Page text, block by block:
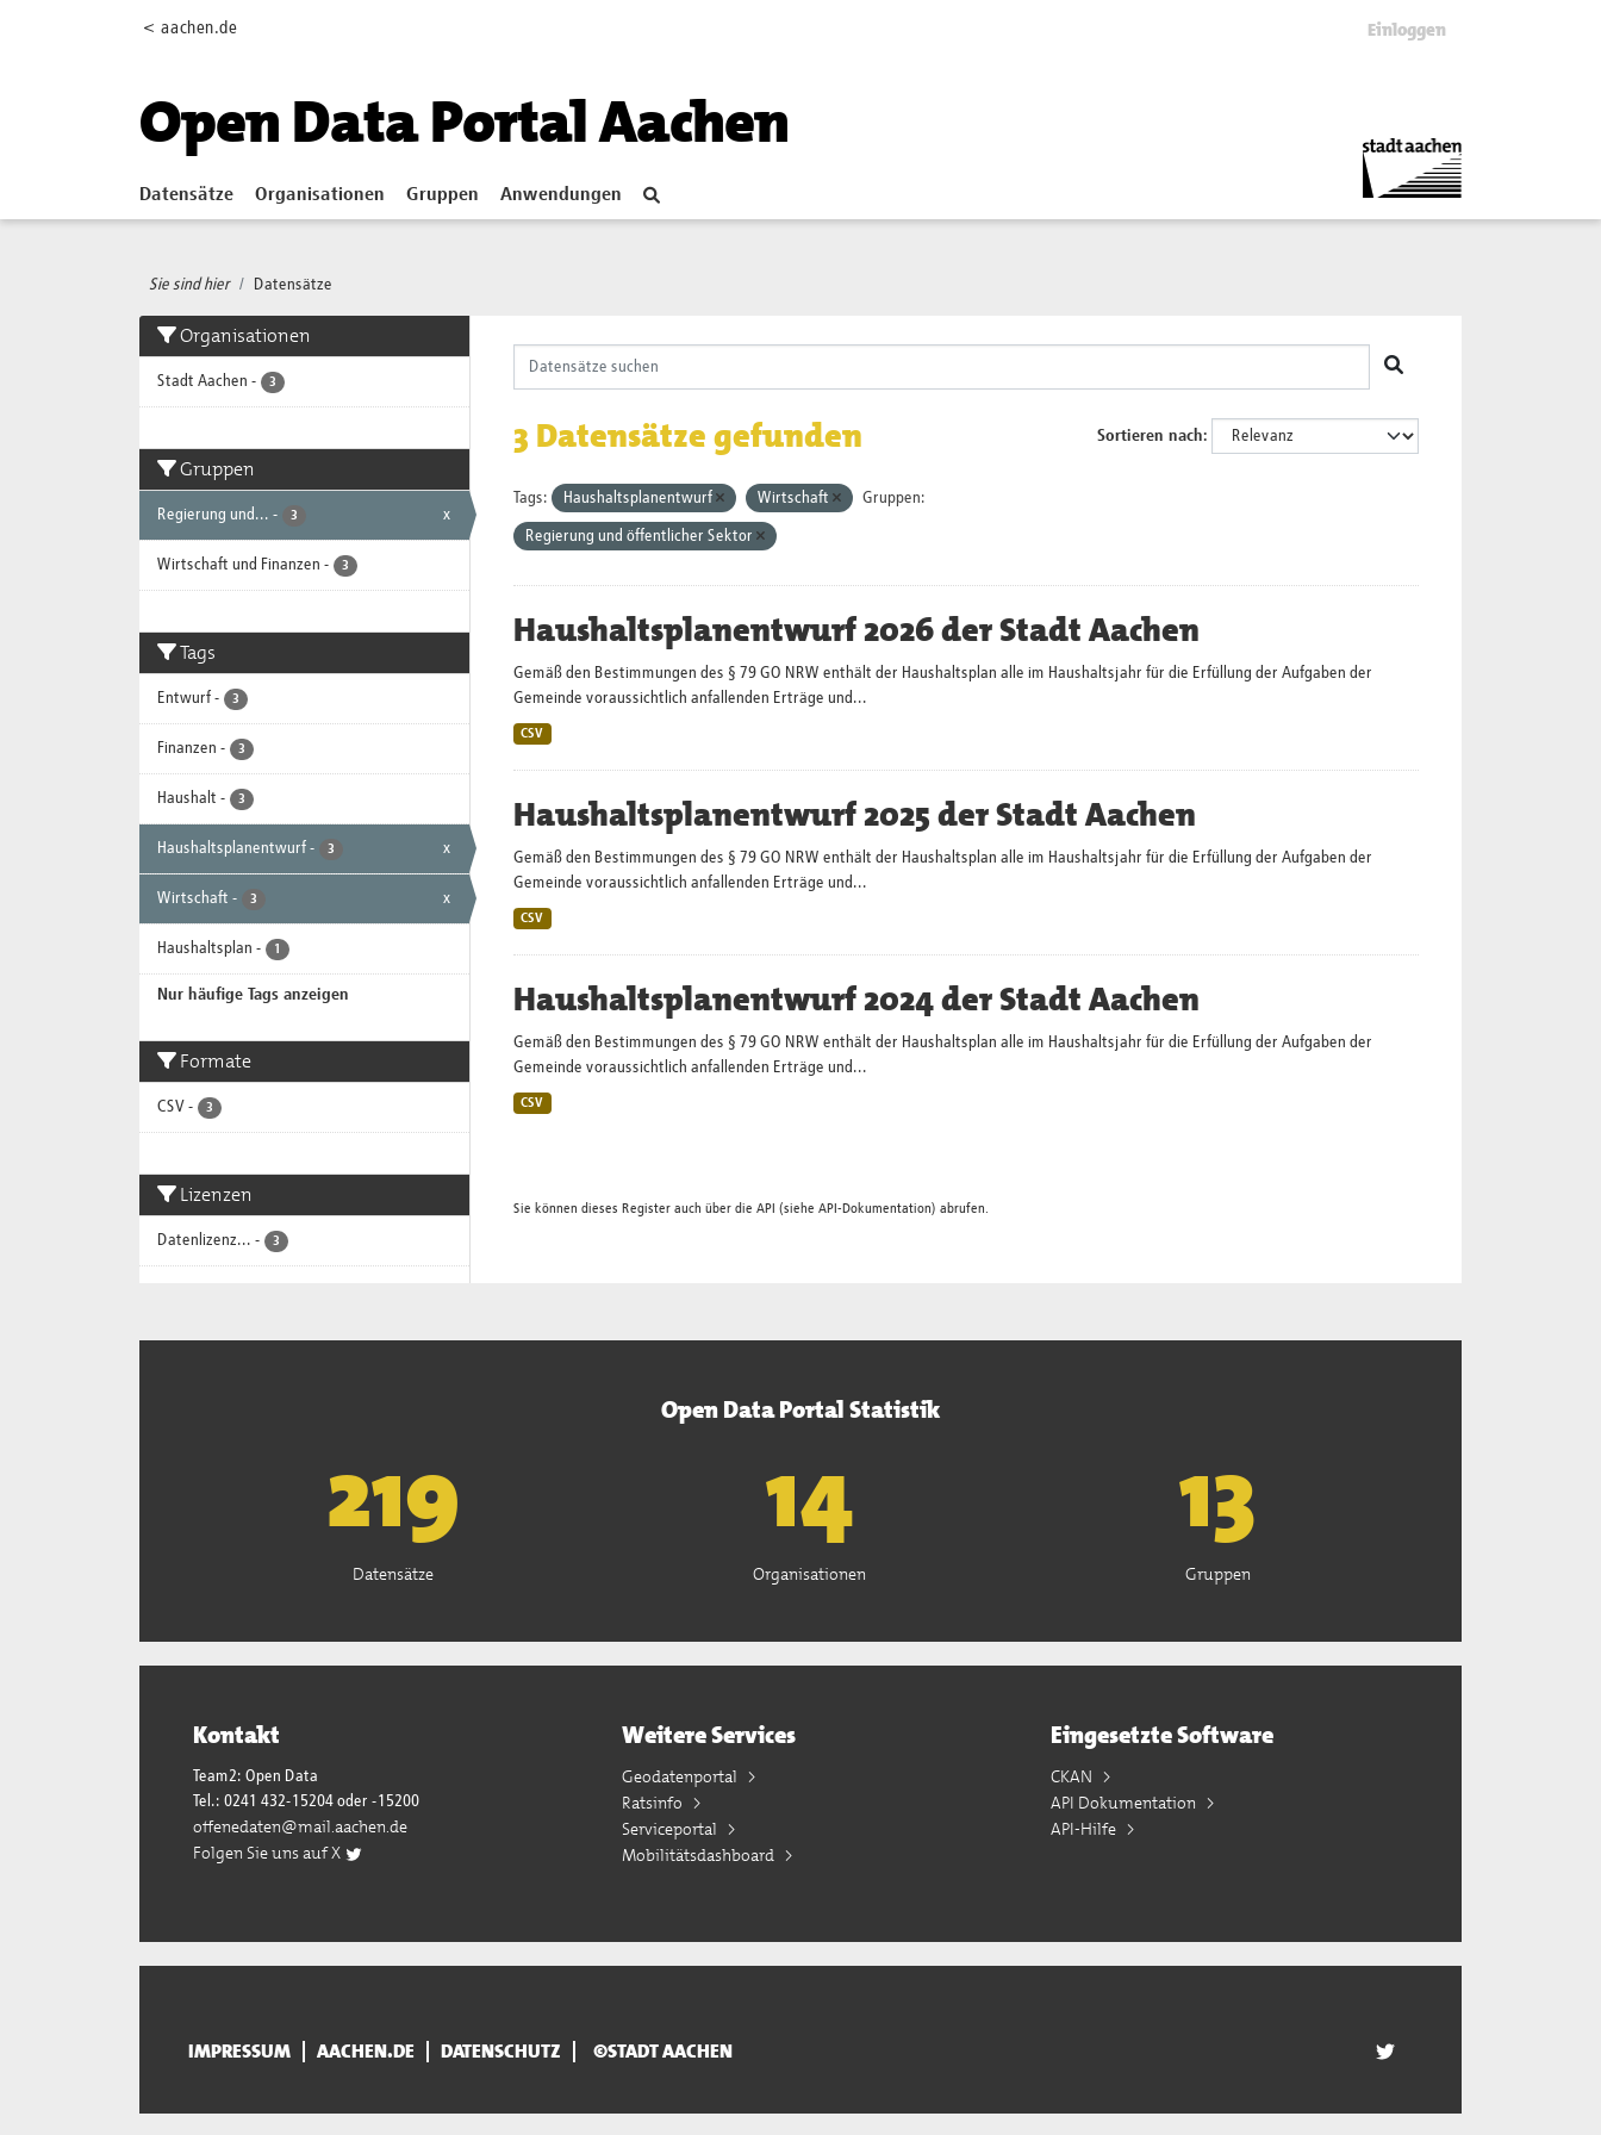
< aachen.de Einloggen
Open Data Portal Aachen
Datensätze Organisationen Gruppen Anwendungen
Sie sind hier Datensätze
Organisationen
Stadt Aachen - 3
Gruppen
Regierung und... - 3 x
Wirtschaft und Finanzen - 3
Tags
Entwurf - 3
Finanzen - 3
Haushalt - 3
Haushaltsplanentwurf - 3 x
Wirtschaft - 3 x
Haushaltsplan - 1
Nur häufige Tags anzeigen
Formate
CSV - 3
Lizenzen
Datenlizenz... - 3
Sortieren nach
3 Datensätze gefunden
Tags: Haushaltsplanentwurf Wirtschaft Gruppen:
Regierung und öffentlicher Sektor
Haushaltsplanentwurf 2026 der Stadt Aachen
Gemäß den Bestimmungen des § 79 GO NRW enthält der Haushaltsplan alle im Haushaltsjahr für die Erfüllung der Aufgaben der
Gemeinde voraussichtlich anfallenden Erträge und...
CSV
Haushaltsplanentwurf 2025 der Stadt Aachen
Gemäß den Bestimmungen des § 79 GO NRW enthält der Haushaltsplan alle im Haushaltsjahr für die Erfüllung der Aufgaben der
Gemeinde voraussichtlich anfallenden Erträge und...
CSV
Haushaltsplanentwurf 2024 der Stadt Aachen
Gemäß den Bestimmungen des § 79 GO NRW enthält der Haushaltsplan alle im Haushaltsjahr für die Erfüllung der Aufgaben der
Gemeinde voraussichtlich anfallenden Erträge und...
CSV
Sie können dieses Register auch über die API (siehe API-Dokumentation) abrufen.
Open Data Portal Statistik
222
Datensätze
15
Organisationen
13
Gruppen
Kontakt
Team2: Open Data
Tel.: 0241 432-15204 oder -15200
offenedaten@mail.aachen.de
Folgen Sie uns auf X
Weitere Services
Geodatenportal
Ratsinfo
Serviceportal
Mobilitätsdashboard
Eingesetzte Software
CKAN
API Dokumentation
API-Hilfe
IMPRESSUM AACHEN.DE DATENSCHUTZ ©STADT AACHEN